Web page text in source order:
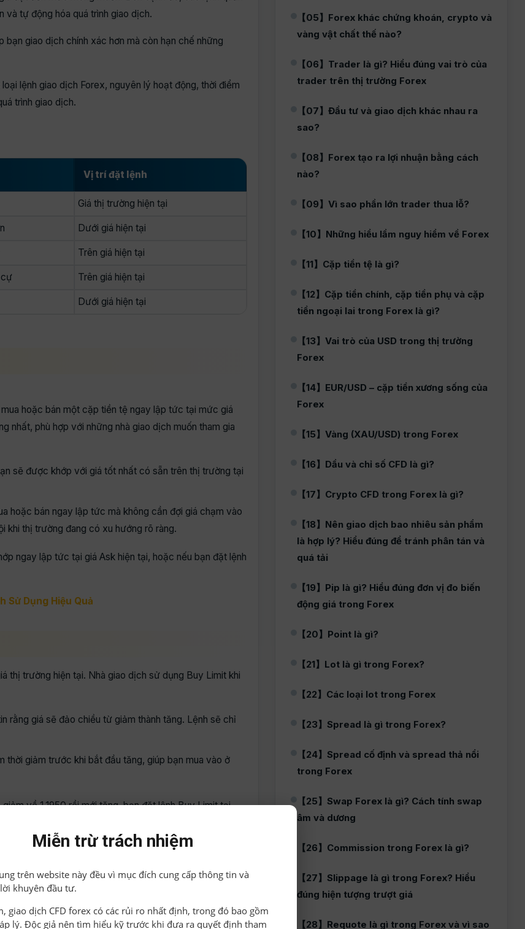
và tự động hóa quá trình giao dịch.
giao dịch chính xác hơn mà còn hạn chế những
lệnh giao dịch Forex, nguyên lý hoạt động, thời điểm
trình giao dịch.
Vị trí đặt lệnh
Giá thị trường hiện tại
Dưới giá hiện tại
Trên giá hiện tại
Trên giá hiện tại
Dưới giá hiện tại
hoặc bán một cặp tiền tệ ngay lập tức tại mức giá
nhất, phù hợp với những nhà giao dịch muốn tham gia
sẽ được khớp với giá tốt nhất có sẵn trên thị trường tại
hoặc bán ngay lập tức mà không cần đợi giá chạm vào
khi thị trường đang có xu hướng rõ ràng.
ngay lập tức tại giá Ask hiện tại, hoặc nếu bạn đặt lệnh
Sử Dụng Hiệu Quả
thị trường hiện tại. Nhà giao dịch sử dụng Buy Limit khi
rằng giá sẽ đảo chiều từ giảm thành tăng. Lệnh sẽ chỉ
thời giảm trước khi bắt đầu tăng, giúp bạn mua vào ở
về 1.1950 rồi mới tăng, bạn đặt lệnh Buy Limit tại
Hiệu Quả
trường hiện tại. Nhà giao dịch sử dụng Sell Limit khi họ
【05】Forex khác chứng khoán, crypto và
vàng vật chất thế nào?
【06】Trader là gì? Hiểu đúng vai trò của
trader trên thị trường Forex
【07】Đầu tư và giao dịch khác nhau ra
sao?
【08】Forex tạo ra lợi nhuận bằng cách
nào?
【09】Vì sao phần lớn trader thua lỗ?
【10】Những hiểu lầm nguy hiểm về Forex
【11】Cặp tiền tệ là gì?
【12】Cặp tiền chính, cặp tiền phụ và cặp
tiền ngoại lai trong Forex là gì?
【13】Vai trò của USD trong thị trường
Forex
【14】EUR/USD – cặp tiền xương sống của
Forex
【15】Vàng (XAU/USD) trong Forex
【16】Dầu và chỉ số CFD là gì?
【17】Crypto CFD trong Forex là gì?
【18】Nên giao dịch bao nhiêu sản phẩm
là hợp lý? Hiểu đúng để tránh phân tán và
quá tải
【19】Pip là gì? Hiểu đúng đơn vị đo biến
động giá trong Forex
【20】Point là gì?
【21】Lot là gì trong Forex?
【22】Các loại lot trong Forex
【23】Spread là gì trong Forex?
【24】Spread cố định và spread thả nổi
trong Forex
【25】Swap Forex là gì? Cách tính swap
âm và dương
【26】Commission trong Forex là gì?
【27】Slippage là gì trong Forex? Hiểu
đúng hiện tượng trượt giá
【28】Requote là gì trong Forex và vì sao
Miễn trừ trách nhiệm
trên website này đều vì mục đích cung cấp thông tin và
khuyên đầu tư.
giao dịch CFD forex có các rủi ro nhất định, trong đó bao gồm
lý. Độc giả nên tìm hiểu kỹ trước khi đưa ra quyết định tham